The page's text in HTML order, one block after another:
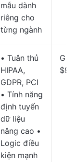
mẫu dành
riêng cho
từng ngành
• Tuân thủ
HIPAA,
GDPR, PCI
• Tính năng
định tuyến
dữ liệu
nâng cao •
Logic điều
kiện mạnh
Giá